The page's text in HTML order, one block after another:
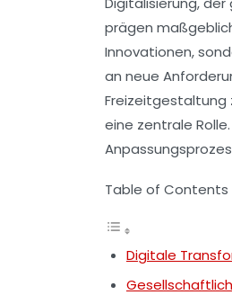
prägen
Innovationen,
an neue
Freizeitgestaltung
eine zentrale
Table of Contents
Digitale